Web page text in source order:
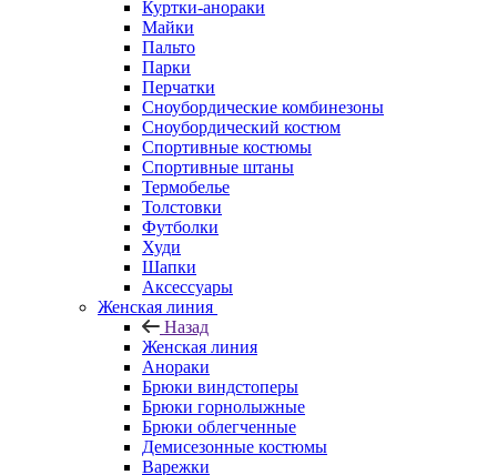
Куртки-анораки
Майки
Пальто
Парки
Перчатки
Сноубордические комбинезоны
Сноубордический костюм
Спортивные костюмы
Спортивные штаны
Термобелье
Толстовки
Футболки
Худи
Шапки
Аксессуары
Женская линия
Назад
Женская линия
Анораки
Брюки виндстоперы
Брюки горнолыжные
Брюки облегченные
Демисезонные костюмы
Варежки